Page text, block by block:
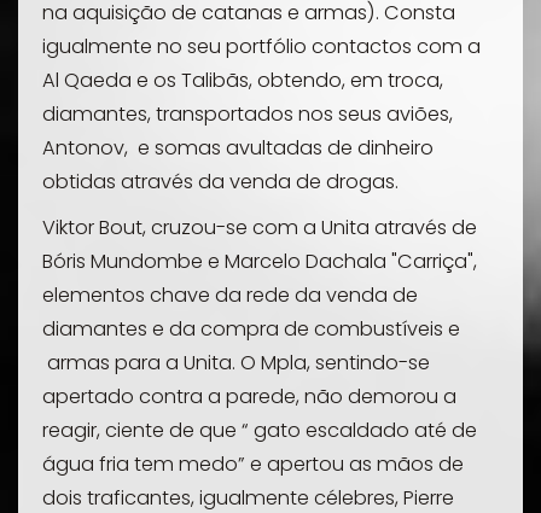
na aquisição de catanas e armas). Consta
igualmente no seu portfólio contactos com a
Al Qaeda e os Talibãs, obtendo, em troca,
diamantes, transportados nos seus aviões,
Antonov, e somas avultadas de dinheiro
obtidas através da venda de drogas.
Viktor Bout, cruzou-se com a Unita através de
Bóris Mundombe e Marcelo Dachala "Carriça",
elementos chave da rede da venda de
diamantes e da compra de combustíveis e
armas para a Unita. O Mpla, sentindo-se
apertado contra a parede, não demorou a
reagir, ciente de que “ gato escaldado até de
água fria tem medo” e apertou as mãos de
dois traficantes, igualmente célebres, Pierre